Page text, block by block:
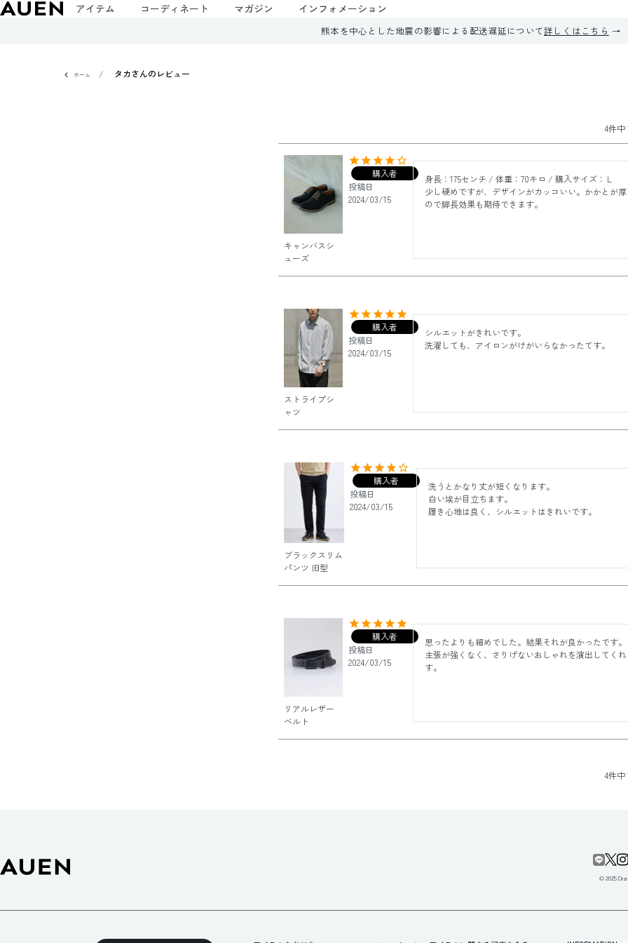
アイテム コーディネート マガジン インフォメーション
熊本を中心とした地震の影響による配送遅延について詳しくはこちら
ホーム タカさんのレビュー
4件中
キャンバスシ
ューズ
購入者
投稿日
2024/03/15
身長：175センチ / 体重：70キロ / 購入サイズ：Ｌ
少し硬めですが、デザインがカッコいい。かかとが厚
ので脚長効果も期待できます。
ストライプシ
ャツ
購入者
投稿日
2024/03/15
シルエットがきれいです。
洗濯しても、アイロンがけがいらなかったてす。
ブラックスリム
パンツ 旧型
購入者
投稿日
2024/03/15
洗うとかなり丈が短くなります。
白い埃が目立ちます。
履き心地は良く、シルエットはきれいです。
リアルレザー
ベルト
購入者
投稿日
2024/03/15
思ったよりも細めでした。結果それが良かったです。
主張が強くなく、さりげないおしゃれを演出してくれ
す。
4件中
© 2025